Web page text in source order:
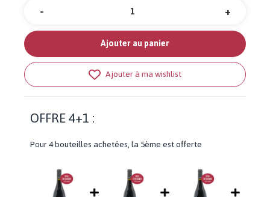
Quantité +
-
Ajouter au panier
Ajouter à ma wishlist
OFFRE 4+1 :
Pour 4 bouteilles achetées, la 5ème est offerte